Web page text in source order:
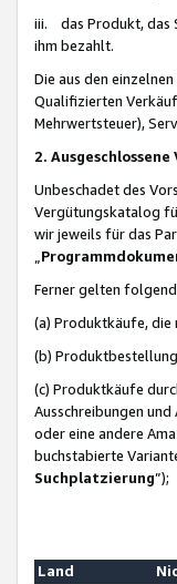
iii. das Produkt, das
ihm bezahlt.
Die aus den
Qualifizierten
Mehrwertsteuer),
2.
Unbeschadet des
Vergütungskatalog
wir jeweils für das
Ferner gelten
(a) Produktkäufe, die
(b)
(c) Produktkäufe
Ausschreibungen
oder eine andere
buchstabierte
Suchplatzierung”);
Land